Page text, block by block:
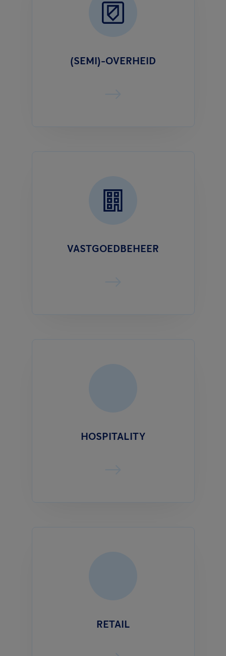
(SEMI)-OVERHEID
VASTGOEDBEHEER
HOSPITALITY
RETAIL